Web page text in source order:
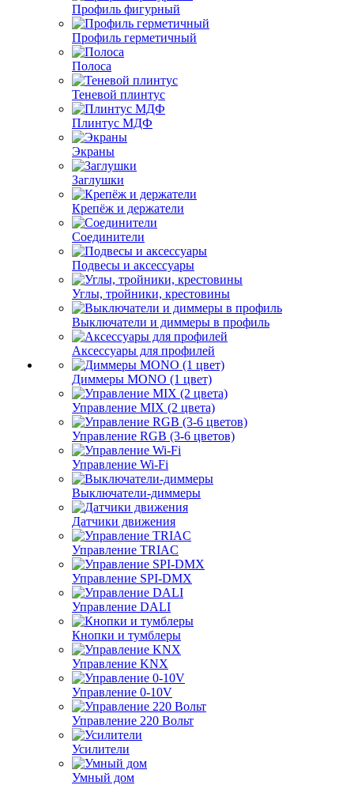
Профиль фигурный
Профиль герметичный
Полоса
Теневой плинтус
Плинтус МДФ
Экраны
Заглушки
Крепёж и держатели
Соединители
Подвесы и аксессуары
Углы, тройники, крестовины
Выключатели и диммеры в профиль
Аксессуары для профилей
Диммеры MONO (1 цвет)
Управление MIX (2 цвета)
Управление RGB (3-6 цветов)
Управление Wi-Fi
Выключатели-диммеры
Датчики движения
Управление TRIAC
Управление SPI-DMX
Управление DALI
Кнопки и тумблеры
Управление KNX
Управление 0-10V
Управление 220 Вольт
Усилители
Умный дом